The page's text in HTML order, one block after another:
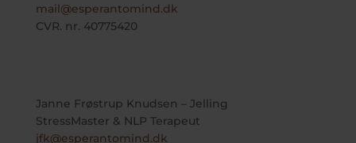
mail@esperantomind.dk
CVR. nr. 40775420
Janne Frøstrup Knudsen – Jelling
StressMaster & NLP Terapeut
jfk@esperantomind.dk